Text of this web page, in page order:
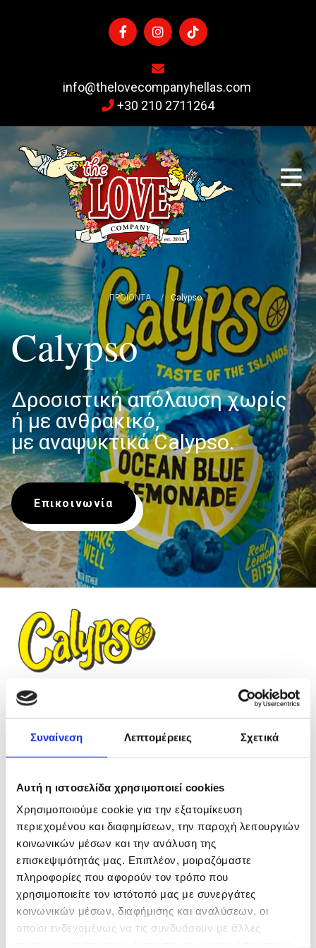
Συναίνεση Λεπτομέρειες Σχετικά
Αυτή η ιστοσελίδα χρησιμοποιεί cookies
Χρησιμοποιούμε cookie για την εξατομίκευση
περιεχομένου και διαφημίσεων, την παροχή λειτουργιών
κοινωνικών μέσων και την ανάλυση της
επισκεψιμότητάς μας. Επιπλέον, μοιραζόμαστε
πληροφορίες που αφορούν τον τρόπο που
χρησιμοποιείτε τον ιστότοπό μας με συνεργάτες
κοινωνικών μέσων, διαφήμισης και αναλύσεων, οι
οποίοι ενδεχομένως να τις συνδυάσουν με άλλες

info@thelovecompanyhellas.com
 +30 210 2711264
ΠΡΟΪΟΝΤΑ / Calypso
Calypso
Δροσιστική απόλαυση χωρίς
ή με ανθρακικό,
με αναψυκτικά Calypso.
Eπικοινωνία
CALYPSO LEMONADES
Λεµονάδες µε φυσικό χυμό λεμονιού,
χωρίς
συναρπαστικές γεύσεις.
Γεύσεις: Original, Strawberry, Island Wave,
Pineapple Peach, Triple Melon, Ocean Blue,
Συσκευασία: 473ml glass bottle, 12 τµχ./
κιβώτιο, 84 κιβώτια/παλέτα
Αποκλειστική εισαγωγή και διανοµή από τη “THE LOVE
COMPANY HELLAS”.